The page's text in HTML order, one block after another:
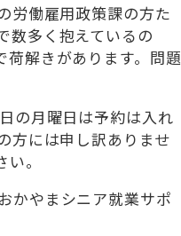
労働雇用政策課の方た
数多く抱えているの
荷解きがあります。問題
の月曜日は予約は入れ
方には申し訳ありませ
。
かやまシニア就業サポ